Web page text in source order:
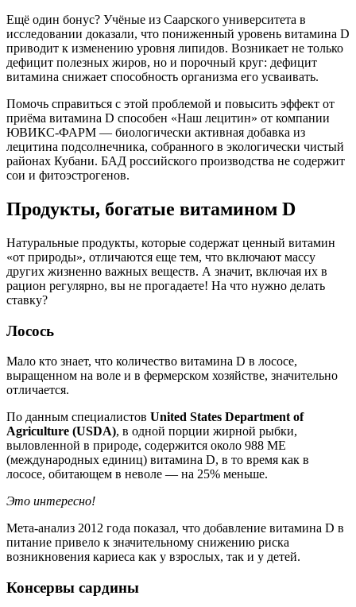
Ещё один бонус? Учёные из Саарского университета в
исследовании доказали, что пониженный уровень витамина D
приводит к изменению уровня липидов. Возникает не только
дефицит полезных жиров, но и порочный круг: дефицит
витамина снижает способность организма его усваивать.
Помочь справиться с этой проблемой и повысить эффект от
приёма витамина D способен «Наш лецитин» от компании
ЮВИКС-ФАРМ — биологически активная добавка из
лецитина подсолнечника, собранного в экологически чистый
районах Кубани. БАД российского производства не содержит
сои и фитоэстрогенов.
Продукты, богатые витамином D
Натуральные продукты, которые содержат ценный витамин
«от природы», отличаются еще тем, что включают массу
других жизненно важных веществ. А значит, включая их в
рацион регулярно, вы не прогадаете! На что нужно делать
ставку?
Лосось
Мало кто знает, что количество витамина D в лососе,
выращенном на воле и в фермерском хозяйстве, значительно
отличается.
По данным специалистов United States Department of
Agriculture (USDA), в одной порции жирной рыбки,
выловленной в природе, содержится около 988 МЕ
(международных единиц) витамина D, в то время как в
лососе, обитающем в неволе — на 25% меньше.
Это интересно!
Мета-анализ 2012 года показал, что добавление витамина D в
питание привело к значительному снижению риска
возникновения кариеса как у взрослых, так и у детей.
Консервы сардины